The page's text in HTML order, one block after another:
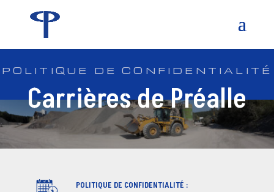
POLITIQUE DE CONFIDENTIALITÉ
Carrières de Préalle
POLITIQUE DE CONFIDENTIALITÉ :